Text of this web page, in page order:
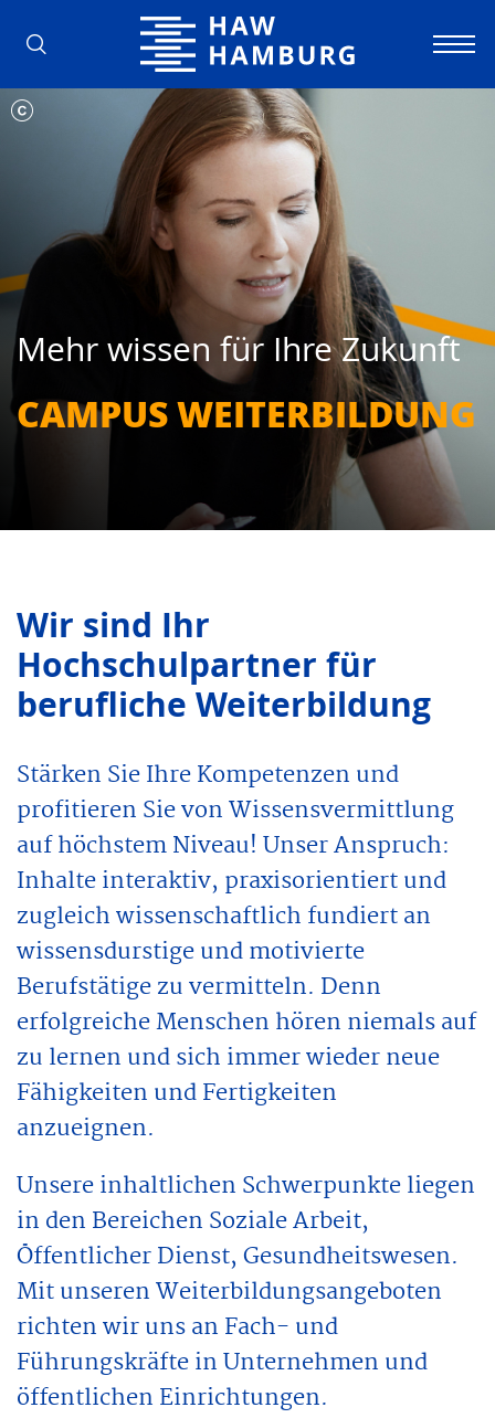
Hochschule für Angewandte
Mehr wissen für Ihre Zukunft
CAMPUS WEITER­BILDUNG
Wir sind Ihr
Hochschulpartner für
berufliche Weiter­bildung
Stärken Sie Ihre Kompetenzen und
profitieren Sie von Wissensvermittlung
auf höchstem Niveau! Unser Anspruch:
Inhalte interaktiv, praxisorientiert und
zugleich wissenschaftlich fundiert an
wissensdurstige und motivierte
Berufstätige zu vermitteln. Denn
erfolgreiche Menschen hören niemals auf
zu lernen und sich immer wieder neue
Fähigkeiten und Fertigkeiten
anzueignen.
Unsere inhaltlichen Schwerpunkte liegen
in den Bereichen Soziale Arbeit,
Öffentlicher Dienst, Gesundheitswesen.
Mit unseren Weiterbildungsangeboten
richten wir uns an Fach- und
Führungskräfte in Unternehmen und
öffentlichen Einrichtungen.